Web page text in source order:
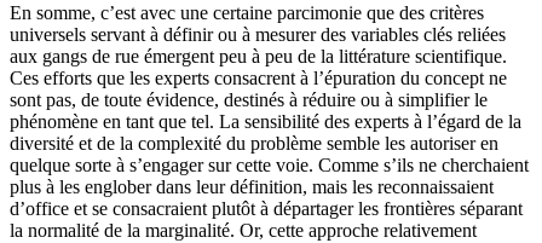
En somme, c’est avec une certaine parcimonie que des critères
universels servant à définir ou à mesurer des variables clés reliées
aux gangs de rue émergent peu à peu de la littérature scientifique.
Ces efforts que les experts consacrent à l’épuration du concept ne
sont pas, de toute évidence, destinés à réduire ou à simplifier le
phénomène en tant que tel. La sensibilité des experts à l’égard de la
diversité et de la complexité du problème semble les autoriser en
quelque sorte à s’engager sur cette voie. Comme s’ils ne cherchaient
plus à les englober dans leur définition, mais les reconnaissaient
d’office et se consacraient plutôt à départager les frontières séparant
la normalité de la marginalité. Or, cette approche relativement